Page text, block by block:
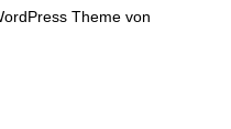
Theme von